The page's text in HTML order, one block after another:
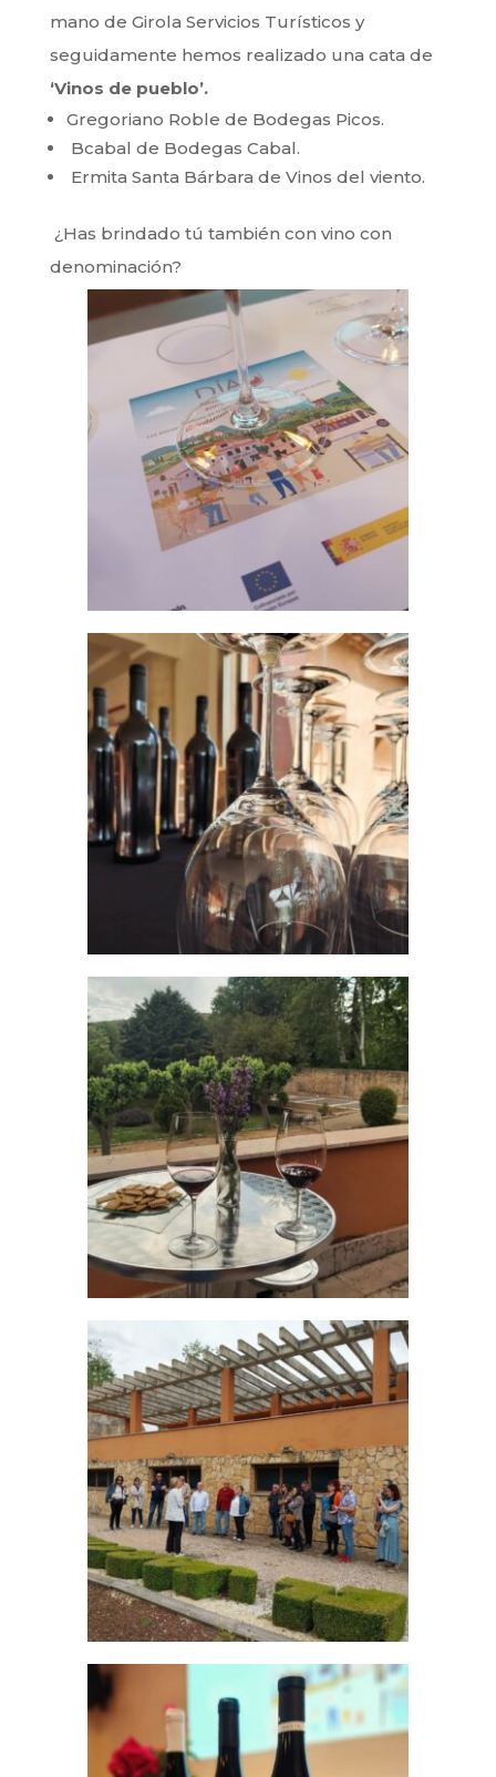
mano de Girola Servicios Turísticos y
seguidamente hemos realizado una cata de
‘Vinos de pueblo’.
Gregoriano Roble de Bodegas Picos.
Bcabal de Bodegas Cabal.
Ermita Santa Bárbara de Vinos del viento.
¿Has brindado tú también con vino con
denominación?